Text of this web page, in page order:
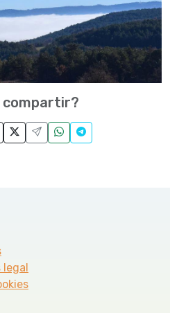
compartir?
legal